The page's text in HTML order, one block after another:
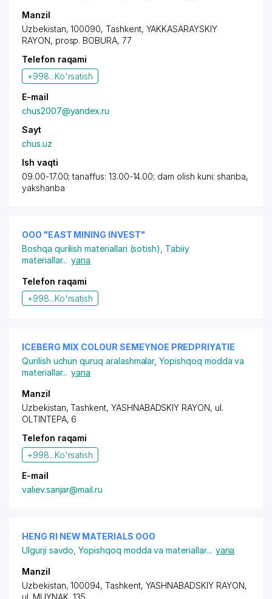
Manzil
Uzbekistan, 100090, Tashkent, YAKKASARAYSKIY
RAYON, prosp. BOBURA, 77
Telefon raqami
+998...Ko'rsatish
E-mail
chus2007@yandex.ru
Sayt
chus.uz
Ish vaqti
09.00-17.00; tanaffus: 13.00-14.00; dam olish kuni: shanba,
yakshanba
OOO "EAST MINING INVEST"
Boshqa qurilish materiallari (sotish)
Tabiiy
materiallar... yana
Telefon raqami
+998...Ko'rsatish
ICEBERG MIX COLOUR SEMEYNOE PREDPRIYATIE
Qurilish uchun quruq aralashmalar,Yopishqoq modda va
materiallar... yana
Manzil
Uzbekistan, Tashkent, YASHNABADSKIY RAYON, ul.
OLTINTEPA, 6
Telefon raqami
+998...Ko'rsatish
E-mail
valiev.sanjar@mail.ru
HENG RI NEW MATERIALS OOO
Ulgurji savdo ,Yopishqoq modda va materiallar... yana
Manzil
Uzbekistan, 100094, Tashkent, YASHNABADSKIY RAYON,
ul. MUYNAK, 135